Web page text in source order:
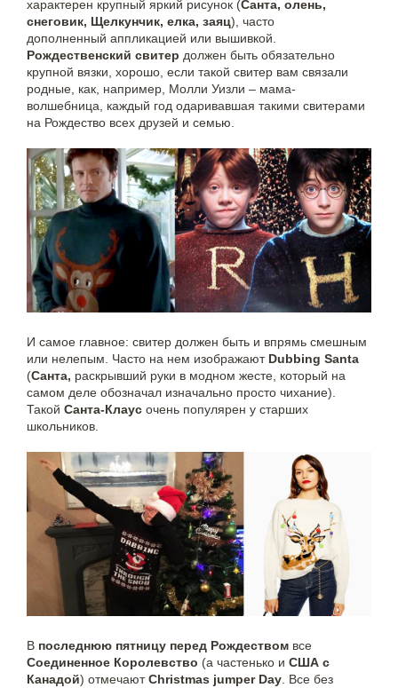
характерен крупный яркий рисунок (Санта, олень,
снеговик, Щелкунчик, елка, заяц), часто
дополненный аппликацией или вышивкой.
Рождественский свитер должен быть обязательно
крупной вязки, хорошо, если такой свитер вам связали
родные, как, например, Молли Уизли – мама-
волшебница, каждый год одаривавшая такими свитерами
на Рождество всех друзей и семью.
И самое главное: свитер должен быть и впрямь смешным
или нелепым. Часто на нем изображаютDubbing Santa
(Санта, раскрывший руки в модном жесте, который на
самом деле обозначал изначально просто чихание).
Такой Санта-Клаус очень популярен у старших
школьников.
В последнюю пятницу перед Рождеством все
Соединенное Королевство (а частенько и США с
Канадой) отмечаютChristmas jumper Day. Все без